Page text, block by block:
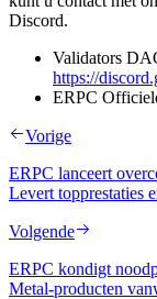
Discord.
Validators
https://
ERPC
Vorige
ERPC lanceert
Levert topprestaties
Volgende
ERPC kondigt
Metal-producten